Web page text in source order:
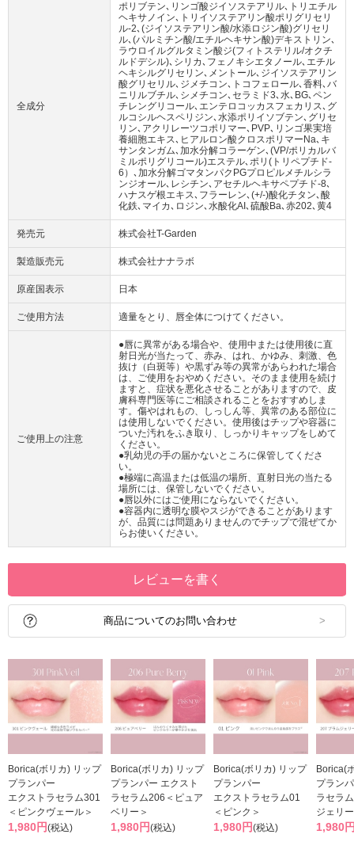
全成分
ポリブテン､リンゴ酸ジイソステアリル､トリエチル
ヘキサノイン､トリイソステアリン酸ポリグリセリ
ル‐2､(ジイソステアリン酸/水添ロジン酸)グリセリ
ル､(パルミチン酸/エチルヘキサン酸)デキストリン､
ラウロイルグルタミン酸ジ(フィトステリル/オクチ
ルドデシル)､シリカ､フェノキシエタノール､エチル
ヘキシルグリセリン､メントール､ジイソステアリン
酸グリセリル､ジメチコン､トコフェロール､香料､バ
ニリルブチル､シメチコン､セラミド3､水､BG､ペン
チレングリコール､エンテロコッカスフェカリス､グ
ルコシルヘスペリジン､水添ポリイソブテン､グリセ
リン､アクリレーツコポリマー､PVP､リンゴ果実培
養細胞エキス､ヒアルロン酸クロスポリマーNa､キ
サンタンガム､加水分解コラーゲン､(VP/ポリカルバ
ミルポリグリコール)エステル､ポリ(トリペプチド‐
6）､加水分解ゴマタンパクPGプロピルメチルシラ
ンジオール､レシチン､アセチルヘキサペプチド‐8､
ハナスゲ根エキス､フラーレン､(+/-)酸化チタン､酸
化鉄､マイカ､ロジン､水酸化AI､硫酸Ba､赤202､黄4
発売元 株式会社T-Garden
製造販売元 株式会社ナナラボ
原産国表示 日本
ご使用方法 適量をとり、唇全体につけてください。
ご使用上の注意
●唇に異常がある場合や、使用中または使用後に直
射日光が当たって、赤み、はれ、かゆみ、刺激、色
抜け（白斑等）や黒ずみ等の異常があらわれた場合
は、ご使用をおやめください。そのまま使用を続け
ますと、症状を悪化させることがありますので、皮
膚科専門医等にご相談されることをおすすめしま
す。傷やはれもの、しっしん等、異常のある部位に
は使用しないでください。使用後はチップや容器に
ついた汚れをふき取り、しっかりキャップをしめて
ください。
●乳幼児の手の届かないところに保管してくださ
い。
●極端に高温または低温の場所、直射日光の当たる
場所には、保管しないでください。
●唇以外にはご使用にならないでください。
●容器内に透明な膜やスジができることがあります
が、品質には問題ありませんのでチップで混ぜてか
らお使いください。
レビューを書く
商品についてのお問い合わせ
Borica(ボリカ) リップ
プランパー
エクストラセラム301
＜ピンクヴェール＞
1,980円(税込)
Borica(ボリカ) リップ
プランパー エクスト
ラセラム206＜ピュア
ベリー＞
1,980円(税込)
Borica(ボリカ) リップ
プランパー
エクストラセラム01
＜ピンク＞
1,980円(税込)
Borica(
プラン
ラセラ
ジェリ
1,980